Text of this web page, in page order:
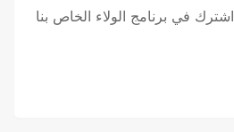
اشترك في برنامج الولاء الخاص بنا